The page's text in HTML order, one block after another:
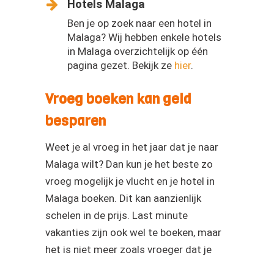
Hotels Malaga
Ben je op zoek naar een hotel in
Malaga? Wij hebben enkele hotels
in Malaga overzichtelijk op één
pagina gezet. Bekijk ze hier.
Vroeg boeken kan geld
besparen
Weet je al vroeg in het jaar dat je naar
Malaga wilt? Dan kun je het beste zo
vroeg mogelijk je vlucht en je hotel in
Malaga boeken. Dit kan aanzienlijk
schelen in de prijs. Last minute
vakanties zijn ook wel te boeken, maar
het is niet meer zoals vroeger dat je